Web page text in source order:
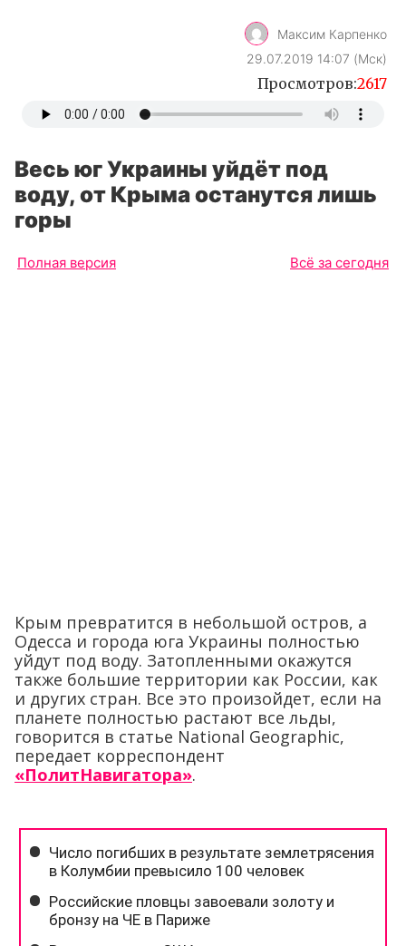
Максим Карпенко
29.07.2019 14:07 (Мск)
Просмотров:2617
Весь юг Украины уйдёт под
воду, от Крыма останутся лишь
горы
Полная версия Всё за сегодня
Крым превратится в небольшой остров, а
Одесса и города юга Украины полностью
уйдут под воду. Затопленными окажутся
также большие территории как России, как
и других стран. Все это произойдет, если на
планете полностью растают все льды,
говорится в статье National Geographic,
передает корреспондент
«ПолитНавигатора».